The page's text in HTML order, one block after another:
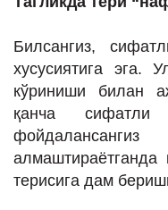
Билсангиз,
хусусиятига эга.
кўриниши билан
қанча
терисига дам